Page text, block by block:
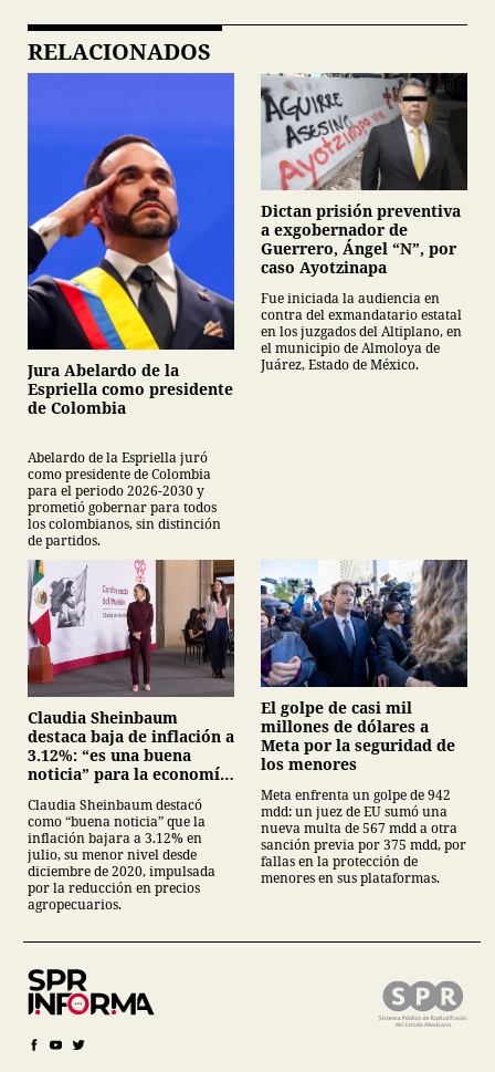
RELACIONADOS
Jura Abelardo de la
Espriella como presidente
de Colombia
Abelardo de la Espriella juró
como presidente de Colombia
para el periodo 2026-2030 y
prometió gobernar para todos
los colombianos, sin distinción
de partidos.
Dictan prisión preventiva
a exgobernador de
Guerrero, Ángel “N”, por
caso Ayotzinapa
Fue iniciada la audiencia en
contra del exmandatario estatal
en los juzgados del Altiplano, en
el municipio de Almoloya de
Juárez, Estado de México.
Claudia Sheinbaum
destaca baja de inflación a
3.12%: “es una buena
noticia” para la economía
Claudia Sheinbaum destacó
como “buena noticia” que la
inflación bajara a 3.12% en
julio, su menor nivel desde
diciembre de 2020, impulsada
por la reducción en precios
agropecuarios.
El golpe de casi mil
millones de dólares a
Meta por la seguridad de
los menores
Meta enfrenta un golpe de 942
mdd: un juez de EU sumó una
nueva multa de 567 mdd a otra
sanción previa por 375 mdd, por
fallas en la protección de
menores en sus plataformas.